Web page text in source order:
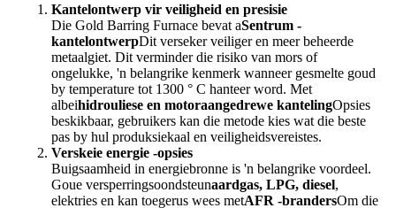
Kantelontwerp vir veiligheid en presisie
Die Gold Barring Furnace bevat aSentrum -
kantelontwerpDit verseker veiliger en meer beheerde
metaalgiet. Dit verminder die risiko van mors of
ongelukke, 'n belangrike kenmerk wanneer gesmelte goud
by temperature tot 1300 ° C hanteer word. Met
albeihidrouliese en motoraangedrewe kantelingOpsies
beskikbaar, gebruikers kan die metode kies wat die beste
pas by hul produksiekaal en veiligheidsvereistes.
Verskeie energie -opsies
Buigsaamheid in energiebronne is 'n belangrike voordeel.
Goue versperringsoondsteunaardgas, LPG, diesel,
elektries en kan toegerus wees metAFR -brandersOm die